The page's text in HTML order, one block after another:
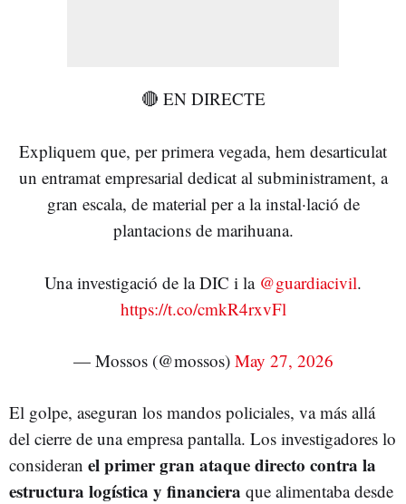
🔴 EN DIRECTE
Expliquem que, per primera vegada, hem desarticulat
un entramat empresarial dedicat al subministrament, a
gran escala, de material per a la instal·lació de
plantacions de marihuana.
Una investigació de la DIC i la @guardiacivil.
https://t.co/cmkR4rxvFl
— Mossos (@mossos) May 27, 2026
El golpe, aseguran los mandos policiales, va más allá
del cierre de una empresa pantalla. Los investigadores lo
consideran el primer gran ataque directo contra la
estructura logística y financiera que alimentaba desde